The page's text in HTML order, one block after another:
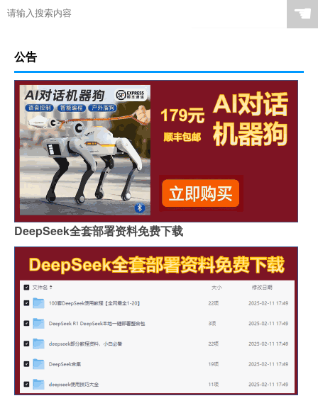
☚
公告
DeepSeek全套部署资料免费下载